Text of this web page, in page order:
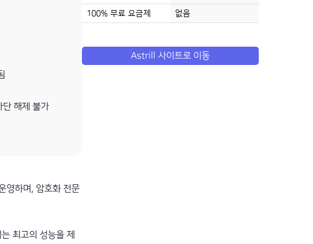
단 해제 불가
영하며, 암호화 전문
최고의 성능을 제
100% 무료 요금제
없음
Astrill 사이트로 이동